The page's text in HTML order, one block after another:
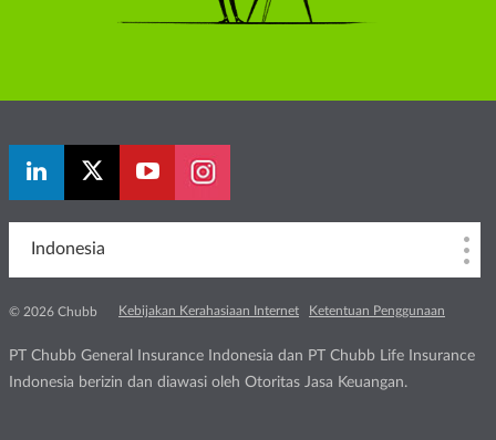
Indonesia
© 2026 Chubb Kebijakan Kerahasiaan Internet Ketentuan Penggunaan
PT Chubb General Insurance Indonesia dan PT Chubb Life Insurance
Indonesia berizin dan diawasi oleh Otoritas Jasa Keuangan.